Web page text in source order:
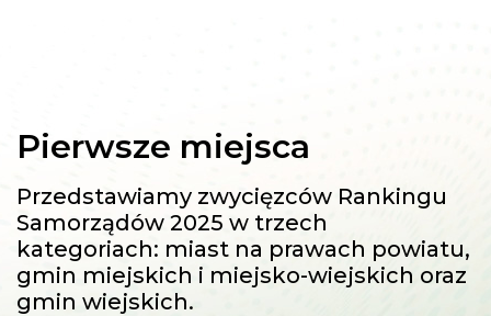
Pierwsze miejsca
Przedstawiamy zwycięzców Rankingu
Samorządów 2025 w trzech
kategoriach: miast na prawach powiatu,
gmin miejskich i miejsko-wiejskich oraz
gmin wiejskich.